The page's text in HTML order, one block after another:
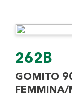
262B
GOMITO
FEMMINA/